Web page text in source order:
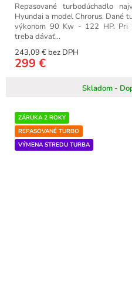
Skladom -
243,09 € bez DPH
299 €
Repasované turbodúchadlo
Hyundai a model Chrorus. Dané
výkonom 90 Kw - 122 HP. Pri
treba dávať...
ZÁRUKA 2 ROKY
REPASOVANÉ TURBO
VÝMENA STREDU TURBA